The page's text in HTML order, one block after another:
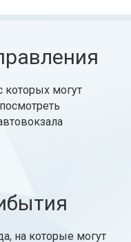
которых могут
на которые могут